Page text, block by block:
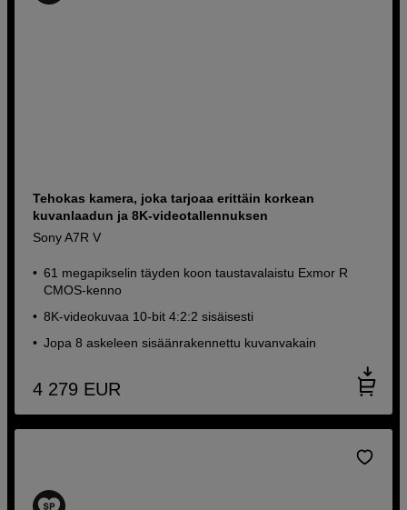
Tehokas kamera, joka tarjoaa erittäin korkean
kuvanlaadun ja 8K-videotallennuksen
Sony A7R V
61 megapikselin täyden koon taustavalaistu Exmor R
CMOS-kenno
8K-videokuvaa 10-bit 4:2:2 sisäisesti
Jopa 8 askeleen sisäänrakennettu kuvanvakain
4 279 EUR